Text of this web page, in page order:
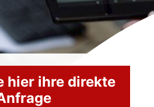
hier ihre direkte